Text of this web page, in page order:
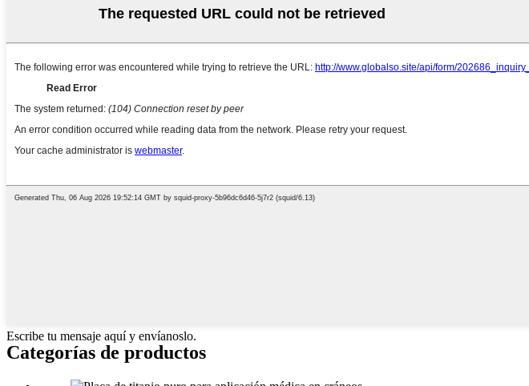
Escribe tu mensaje aquí y envíanoslo.
Categorías de productos